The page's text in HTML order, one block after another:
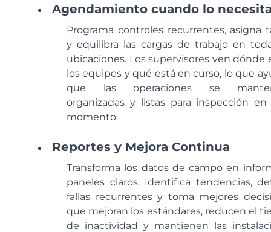
Agendamiento cuando lo
Programa controles recurrentes, asigna
y equilibra las cargas de trabajo en
ubicaciones. Los supervisores ven dónde
los equipos y qué está en curso, lo que
que las operaciones se
organizadas y listas para inspección
momento.
Reportes y Mejora Continua
Transforma los datos de campo en
paneles claros. Identifica tendencias,
fallas recurrentes y toma mejores
que mejoran los estándares, reducen el
de inactividad y mantienen las